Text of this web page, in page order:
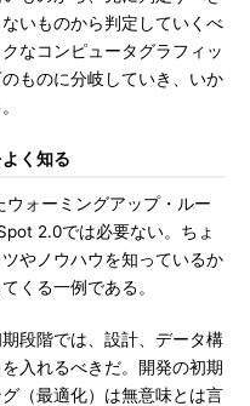
いものから判定していくべ
なコンピュータグラフィッ
ものに分岐していき、いか
く知る
ォーミングアップ・ルー
2.0では必要ない。ちょ
やノウハウを知っているか
くる一例である。
段階では、設計、データ構
入れるべきだ。開発の初期
（最適化）は無意味とは言